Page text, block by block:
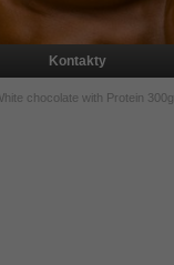
Kontakty
chocolate with Protein 300g